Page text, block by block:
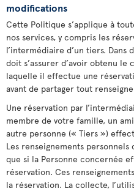
modifications
Cette Politique s’applique à
nos services, y compris les
l’intermédiaire d’un tiers.
doit s’assurer d’avoir obtenu
laquelle il effectue une
avant de partager tout
Une réservation par
membre de votre famille, un
autre personne (« Tiers »)
Les renseignements
que si la Personne concernée
réservation. Ces
la réservation. La collecte,